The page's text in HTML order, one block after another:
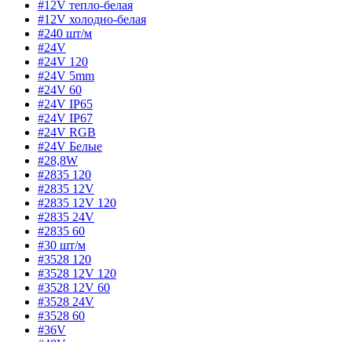
#12V тепло-белая
#12V холодно-белая
#240 шт/м
#24V
#24V 120
#24V 5mm
#24V 60
#24V IP65
#24V IP67
#24V RGB
#24V Белые
#28,8W
#2835 120
#2835 12V
#2835 12V 120
#2835 24V
#2835 60
#30 шт/м
#3528 120
#3528 12V 120
#3528 12V 60
#3528 24V
#3528 60
#36V